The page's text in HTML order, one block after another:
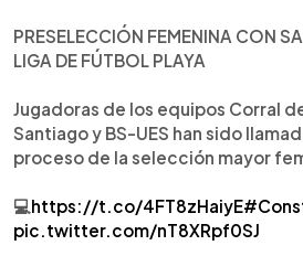
PRESELECCIÓN FEMENINA CON
LIGA DE FÚTBOL PLAYA
Jugadoras de los equipos Corral
Santiago y BS-UES han sido
proceso de la selección mayor
💻https://t.co/4FT8zHaiyE
pic.twitter.com/nT8XRpf0SJ